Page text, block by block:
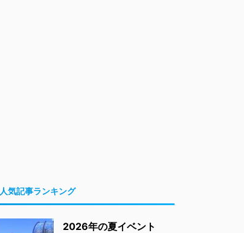
人気記事ランキング
2026年の夏イベント